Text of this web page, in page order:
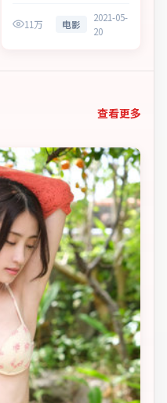
11万 电影
2021-05-
20
查看更多